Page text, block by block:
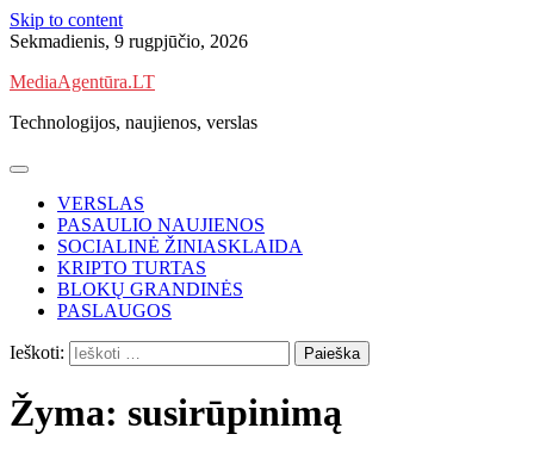
Skip to content
Sekmadienis, 9 rugpjūčio, 2026
MediaAgentūra.LT
Technologijos, naujienos, verslas
VERSLAS
PASAULIO NAUJIENOS
SOCIALINĖ ŽINIASKLAIDA
KRIPTO TURTAS
BLOKŲ GRANDINĖS
PASLAUGOS
Ieškoti:
Žyma: susirūpinimą